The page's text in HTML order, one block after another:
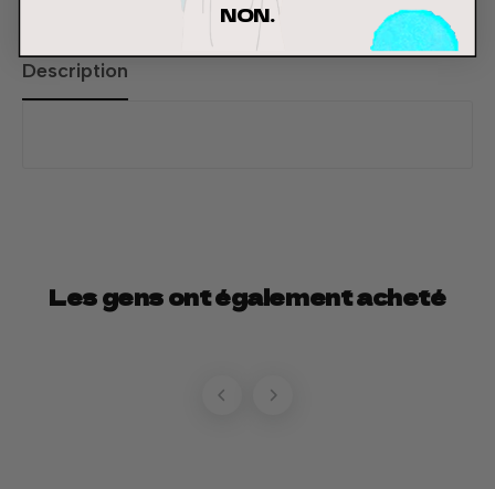
Description
Les gens ont également acheté
NON.